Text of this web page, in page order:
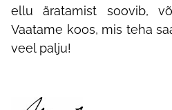
ellu äratamist soovib,
Vaatame koos, mis teha
veel palju!